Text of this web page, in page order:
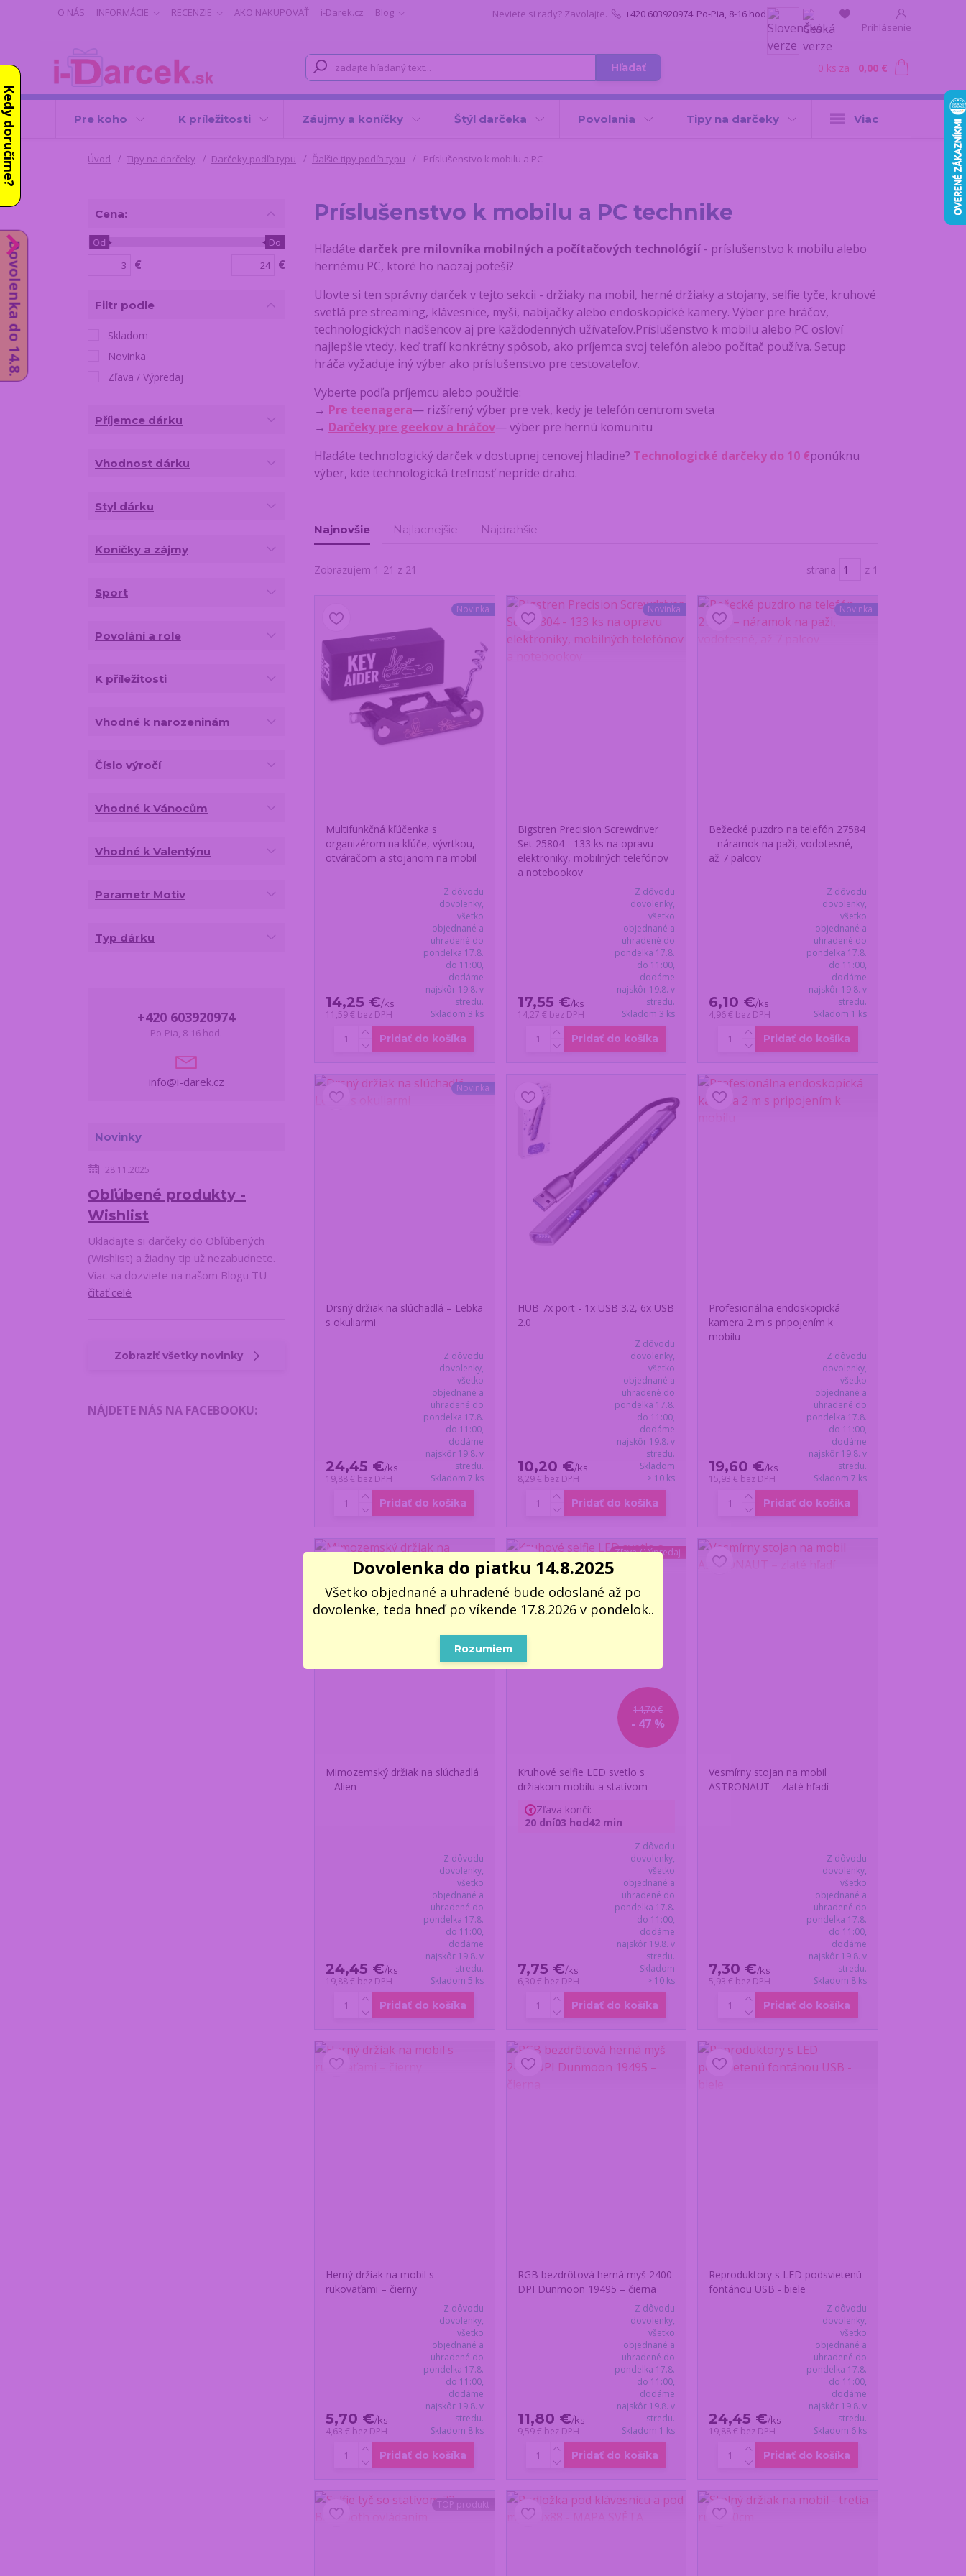
O NÁS INFORMÁCIE RECENZIE AKO NAKUPOVAŤ i-Darek.cz
Blog
Prihlásenie
Hľadať
Neviete si rady? Zavolajte. +420 603920974 Po-Pia, 8-16 hod.
0 ks za 0,00 €
Pre koho K príležitosti Záujmy a koníčky Štýl darčeka Povolania Tipy na darčeky Viac
Úvod Tipy na darčeky Darčeky podľa typu Ďalšie tipy podľa typu Príslušenstvo k mobilu a PC
Príslušenstvo k mobilu a PC technike
Hľadáte darček pre milovníka mobilných a počítačových technológií- príslušenstvo k mobilu alebo
hernému PC, ktoré ho naozaj poteší?
Ulovte si ten správny darček v tejto sekcii - držiaky na mobil, herné držiaky a stojany, selfie tyče, kruhové
svetlá pre streaming, klávesnice, myši, nabíjačky alebo endoskopické kamery. Výber pre hráčov,
technologických nadšencov aj pre každodenných užívateľov.Príslušenstvo k mobilu alebo PC osloví
najlepšie vtedy, keď trafí konkrétny spôsob, ako príjemca svoj telefón alebo počítač používa. Setup
hráča vyžaduje iný výber ako príslušenstvo pre cestovateľov.
Vyberte podľa príjemcu alebo použitie:
→ Pre teenagera— rizšírený výber pre vek, kedy je telefón centrom sveta
→ Darčeky pre geekov a hráčov— výber pre hernú komunitu
Hľadáte technologický darček v dostupnej cenovej hladine? Technologické darčeky do 10 €ponúknu
výber, kde technologická trefnosť nepríde draho.
Najnovšie Najlacnejšie Najdrahšie
Zobrazujem 1-21 z 21 strana z 1
Novinka
Multifunkčná kľúčenka s
organizérom na kľúče, vývrtkou,
otváračom a stojanom na mobil
14,25 €/ks
11,59 € bez DPH
Z dôvodu
dovolenky,
všetko
objednané a
uhradené do
pondelka 17.8.
do 11:00,
dodáme
najskôr 19.8. v
stredu.
Skladom 3 ks
Pridať do košíka
Novinka
Bigstren Precision Screwdriver
Set 25804 - 133 ks na opravu
elektroniky, mobilných telefónov
a notebookov
17,55 €/ks
14,27 € bez DPH
Z dôvodu
dovolenky,
všetko
objednané a
uhradené do
pondelka 17.8.
do 11:00,
dodáme
najskôr 19.8. v
stredu.
Skladom 3 ks
Pridať do košíka
Novinka
Bežecké puzdro na telefón 27584
– náramok na paži, vodotesné,
až 7 palcov
6,10 €/ks
4,96 € bez DPH
Z dôvodu
dovolenky,
všetko
objednané a
uhradené do
pondelka 17.8.
do 11:00,
dodáme
najskôr 19.8. v
stredu.
Skladom 1 ks
Pridať do košíka
Novinka
Drsný držiak na slúchadlá – Lebka
s okuliarmi
24,45 €/ks
19,88 € bez DPH
Z dôvodu
dovolenky,
všetko
objednané a
uhradené do
pondelka 17.8.
do 11:00,
dodáme
najskôr 19.8. v
stredu.
Skladom 7 ks
Pridať do košíka
HUB 7x port - 1x USB 3.2, 6x USB
2.0
10,20 €/ks
8,29 € bez DPH
Z dôvodu
dovolenky,
všetko
objednané a
uhradené do
pondelka 17.8.
do 11:00,
dodáme
najskôr 19.8. v
stredu.
Skladom
> 10 ks
Pridať do košíka
Profesionálna endoskopická
kamera 2 m s pripojením k
mobilu
19,60 €/ks
15,93 € bez DPH
Z dôvodu
dovolenky,
všetko
objednané a
uhradené do
pondelka 17.8.
do 11:00,
dodáme
najskôr 19.8. v
stredu.
Skladom 7 ks
Pridať do košíka
Mimozemský držiak na slúchadlá
– Alien
24,45 €/ks
19,88 € bez DPH
Z dôvodu
dovolenky,
všetko
objednané a
uhradené do
pondelka 17.8.
do 11:00,
dodáme
najskôr 19.8. v
stredu.
Skladom 5 ks
Pridať do košíka
Zľava / Výpredaj
14,70 €
- 47 %
Kruhové selfie LED svetlo s
držiakom mobilu a statívom
7,75 €/ks
6,30 € bez DPH
Z dôvodu
dovolenky,
všetko
objednané a
uhradené do
pondelka 17.8.
do 11:00,
dodáme
najskôr 19.8. v
stredu.
Skladom
> 10 ks
Zľava končí:
20 dní03 hod42min
Pridať do košíka
Vesmírny stojan na mobil
ASTRONAUT – zlaté hľadí
7,30 €/ks
5,93 € bez DPH
Z dôvodu
dovolenky,
všetko
objednané a
uhradené do
pondelka 17.8.
do 11:00,
dodáme
najskôr 19.8. v
stredu.
Skladom 8 ks
Pridať do košíka
Herný držiak na mobil s
rukoväťami – čierny
5,70 €/ks
4,63 € bez DPH
Z dôvodu
dovolenky,
všetko
objednané a
uhradené do
pondelka 17.8.
do 11:00,
dodáme
najskôr 19.8. v
stredu.
Skladom 8 ks
Pridať do košíka
RGB bezdrôtová herná myš 2400
DPI Dunmoon 19495 – čierna
11,80 €/ks
9,59 € bez DPH
Z dôvodu
dovolenky,
všetko
objednané a
uhradené do
pondelka 17.8.
do 11:00,
dodáme
najskôr 19.8. v
stredu.
Skladom 1 ks
Pridať do košíka
Reproduktory s LED podsvietenú
fontánou USB - biele
24,45 €/ks
19,88 € bez DPH
Z dôvodu
dovolenky,
všetko
objednané a
uhradené do
pondelka 17.8.
do 11:00,
dodáme
najskôr 19.8. v
stredu.
Skladom 6 ks
Pridať do košíka
TOP produkt
Cena:
€
Od Do
€
Filtr podle
Skladom
Novinka
Zľava / Výpredaj
Příjemce dárku
Vhodnost dárku
Styl dárku
Koníčky a zájmy
Sport
Povolání a role
K příležitosti
Vhodné k narozeninám
Číslo výročí
Vhodné k Vánocům
Vhodné k Valentýnu
Parametr Motiv
Typ dárku
+420 603920974
Po-Pia, 8-16 hod.
info@i-darek.cz
Novinky
28.11.2025
Obľúbené produkty -
Wishlist
Ukladajte si darčeky do Obľúbených
(Wishlist) a žiadny tip už nezabudnete.
Viac sa dozviete na našom Blogu TU
čítať celé
Zobraziť všetky novinky
NÁJDETE NÁS NA FACEBOOKU:
Dovolenka do piatku 14.8.2025
Všetko objednané a uhradené bude odoslané až po
dovolenke, teda hneď po víkende 17.8.2026 v pondelok..
Rozumiem
Dovolenka do 14.8.
Kedy doručíme?